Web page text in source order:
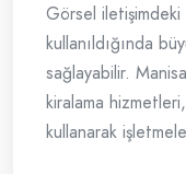
Görsel
kullanıldığında
sağlayabilir.
kiralama
kullanarak